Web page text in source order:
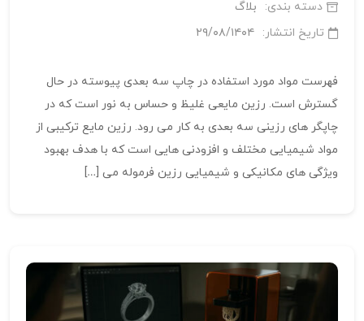
دسته بندی:
بلاگ
تاریخ انتشار: ۲۹/۰۸/۱۴۰۴
فهرست مواد مورد استفاده در چاپ سه‌ بعدی پیوسته در حال
گسترش است. رزین مایعی غلیظ و حساس به نور است که در
چاپگر های رزینی سه‌ بعدی به کار می‌ رود. رزین مایع ترکیبی از
مواد شیمیایی مختلف و افزودنی‌ هایی است که با هدف بهبود
ویژگی‌ های مکانیکی و شیمیایی رزین فرموله می‌ […]